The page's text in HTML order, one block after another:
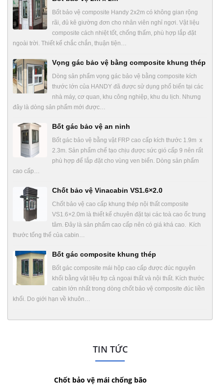
Bốt bảo vệ composite Handy 2x2m có không gian rộng
rãi, đủ kê giường đơn cho nhân viên nghỉ ngơi. Vật liệu
composite cách nhiệt tốt, chống thấm, phù hợp lắp đặt
ngoài trời. Thiết kế chắc chắn, thuận tiện…
Vọng gác bảo vệ bằng composite khung thép
Dòng sản phẩm vọng gác bảo vệ bằng composite kích
thước lớn của HANDY đã được sử dụng phổ biến tại các
nhà máy, cơ quan, khu công nghiệp, khu du lịch. Nhưng
đây là dòng sản phẩm mới được…
Bốt gác bảo vệ an ninh
Bốt gác bảo vệ bằng vật FRP cao cấp kích thước 1.9m x
2.3m. Sản phẩm chế tạo chịu được sức gió cấp 9 nên rất
phù hợp để lắp đặt cho vùng ven biển. Dòng sản phẩm
cao cấp…
Chốt bảo vệ Vinacabin VS1.6×2.0
Chốt bảo vệ cao cấp khung thép nội thất composite
VS1.6×2.0m là thiết kế chuyên đặt tại các toà cao ốc trung
tâm. Đây là sản phẩm cao cấp nên có giá khá cao. Kích
thước tổng thể của cabin…
Bốt gác composite khung thép
Bốt gác composite mái hộp cao cấp được đúc nguyên
khối bằng vật liệu frp cả ngoại thất và nội thất. Kích thước
cabin lớn nhất trong dòng chốt bảo vệ composite đúc liền
khối. Do giới hạn về khuôn…
TIN TỨC
Chốt bảo vệ mái chống bão